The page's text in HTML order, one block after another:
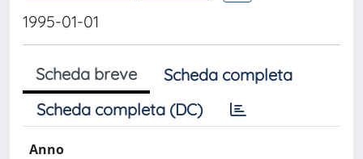
1995-01-01
Scheda breve
Scheda completa
Scheda completa (DC)
Anno